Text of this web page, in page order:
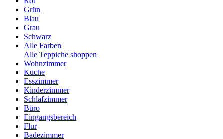
Grün
Blau
Grau
Schwarz
Alle Farben
Alle Teppiche shoppen
Wohnzimmer
Küche
Esszimmer
Kinderzimmer
Schlafzimmer
Büro
Eingangsbereich
Flur
Badezimmer